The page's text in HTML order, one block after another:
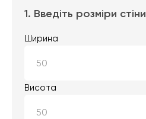
1. Введіть розміри стіни
Ширина
Висота